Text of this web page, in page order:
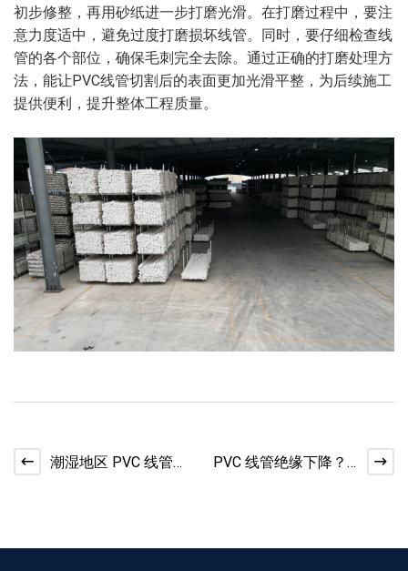
初步修整，再用砂纸进一步打磨光滑。在打磨过程中，要注
意力度适中，避免过度打磨损坏线管。同时，要仔细检查线
管的各个部位，确保毛刺完全去除。通过正确的打磨处理方
法，能让PVC线管切割后的表面更加光滑平整，为后续施工
提供便利，提升整体工程质量。
潮湿地区 PVC 线管发
PVC 线管绝缘下降？